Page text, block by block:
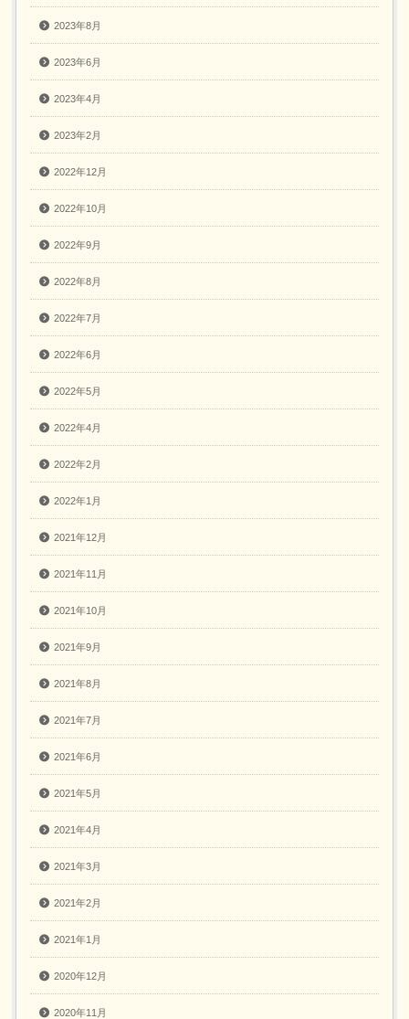
2023年8月
2023年6月
2023年4月
2023年2月
2022年12月
2022年10月
2022年9月
2022年8月
2022年7月
2022年6月
2022年5月
2022年4月
2022年2月
2022年1月
2021年12月
2021年11月
2021年10月
2021年9月
2021年8月
2021年7月
2021年6月
2021年5月
2021年4月
2021年3月
2021年2月
2021年1月
2020年12月
2020年11月